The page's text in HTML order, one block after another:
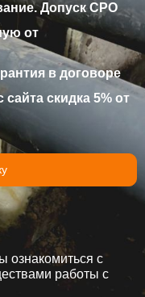
Допуск СРО
от
в договоре
скидка 5% от
ознакомиться с
работы с